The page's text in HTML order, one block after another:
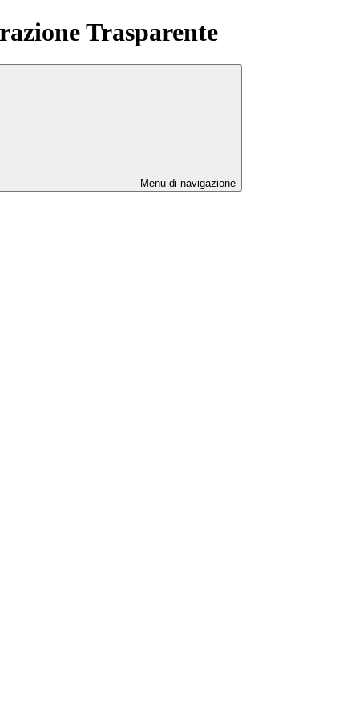
Trasparente
Menu di navigazione